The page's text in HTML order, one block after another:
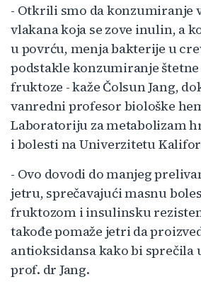
- Otkrili smo da konzumiranje
vlakana koja se zove inulin, a
u povrću, menja bakterije u
podstakle konzumiranje
fruktoze - kaže Čolsun Jang,
vanredni profesor biološke
Laboratoriju za metabolizam
i bolesti na Univerzitetu
- Ovo dovodi do manjeg
jetru, sprečavajući masnu
fruktozom i insulinsku
takođe pomaže jetri da
antioksidansa kako bi sprečila
prof. dr Jang.